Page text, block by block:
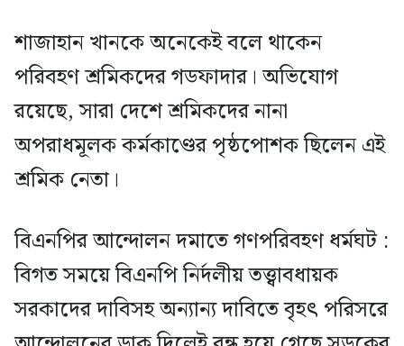
শাজাহান খানকে অনেকেই বলে থাকেন
পরিবহণ শ্রমিকদের গডফাদার। অভিযোগ
রয়েছে, সারা দেশে শ্রমিকদের নানা
অপরাধমূলক কর্মকাণ্ডের পৃষ্ঠপোশক ছিলেন এই
শ্রমিক নেতা।
বিএনপির আন্দোলন দমাতে গণপরিবহণ ধর্মঘট :
বিগত সময়ে বিএনপি নির্দলীয় তত্ত্বাবধায়ক
সরকাদের দাবিসহ অন্যান্য দাবিতে বৃহৎ পরিসরে